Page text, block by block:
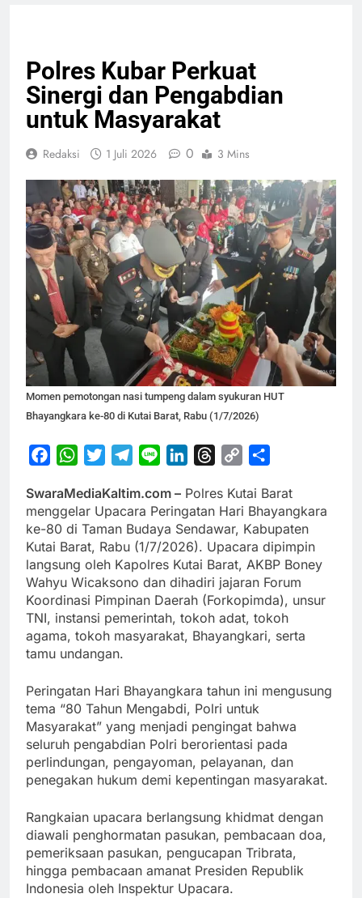
Polres Kubar Perkuat
Sinergi dan Pengabdian
untuk Masyarakat
Redaksi 1 Juli 2026 0 3 Mins
Momen pemotongan nasi tumpeng dalam syukuran HUT
Bhayangkara ke-80 di Kutai Barat, Rabu (1/7/2026)
FacebookWhatsApp
TwitterTelegram
Line LinkedInThreads
Copy
SwaraMediaKaltim.com – Polres Kutai Barat
menggelar Upacara Peringatan Hari Bhayangkara
ke-80 di Taman Budaya Sendawar, Kabupaten
Kutai Barat, Rabu (1/7/2026). Upacara dipimpin
langsung oleh Kapolres Kutai Barat, AKBP Boney
Wahyu Wicaksono dan dihadiri jajaran Forum
Koordinasi Pimpinan Daerah (Forkopimda), unsur
TNI, instansi pemerintah, tokoh adat, tokoh
agama, tokoh masyarakat, Bhayangkari, serta
tamu undangan.
Peringatan Hari Bhayangkara tahun ini mengusung
tema “80 Tahun Mengabdi, Polri untuk
Masyarakat” yang menjadi pengingat bahwa
seluruh pengabdian Polri berorientasi pada
perlindungan, pengayoman, pelayanan, dan
penegakan hukum demi kepentingan masyarakat.
Rangkaian upacara berlangsung khidmat dengan
diawali penghormatan pasukan, pembacaan doa,
pemeriksaan pasukan, pengucapan Tribrata,
hingga pembacaan amanat Presiden Republik
Indonesia oleh Inspektur Upacara.